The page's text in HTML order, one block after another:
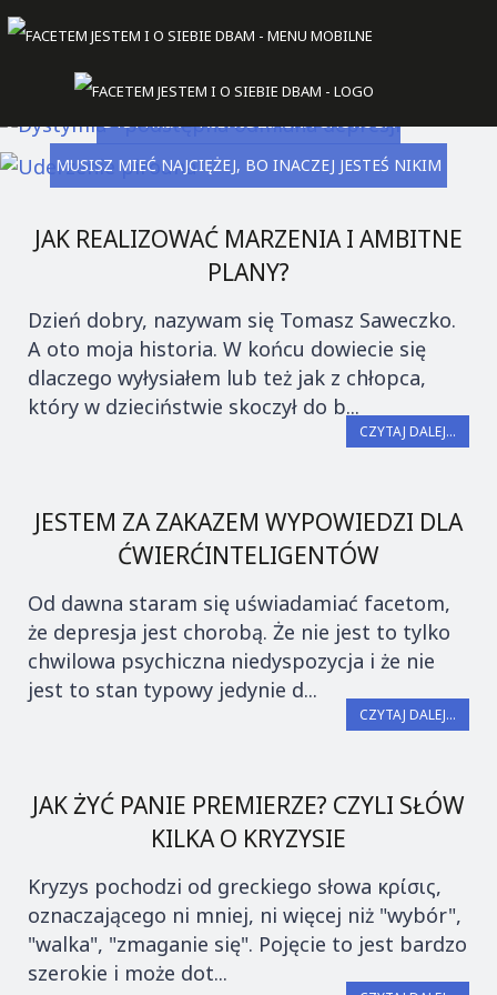
4 RZECZY, KTÓRYCH LEPIEJ UNIKAĆ JEŚLI MA SIĘ ̶...
DYSTYMIA – NIEWIDZIALNA CHOROBA
MUSISZ MIEĆ NAJCIĘŻEJ, BO INACZEJ JESTEŚ NIKIM
JAK REALIZOWAĆ MARZENIA I AMBITNE
PLANY?
Dzień dobry, nazywam się Tomasz Saweczko.
A oto moja historia. W końcu dowiecie się
dlaczego wyłysiałem lub też jak z chłopca,
który w dzieciństwie skoczył do b...
CZYTAJ DALEJ...
JESTEM ZA ZAKAZEM WYPOWIEDZI DLA
ĆWIERĆINTELIGENTÓW
Od dawna staram się uświadamiać facetom,
że depresja jest chorobą. Że nie jest to tylko
chwilowa psychiczna niedyspozycja i że nie
jest to stan typowy jedynie d...
CZYTAJ DALEJ...
JAK ŻYĆ PANIE PREMIERZE? CZYLI SŁÓW
KILKA O KRYZYSIE
Kryzys pochodzi od greckiego słowa κρίσις,
oznaczającego ni mniej, ni więcej niż "wybór",
"walka", "zmaganie się". Pojęcie to jest bardzo
szerokie i może dot...